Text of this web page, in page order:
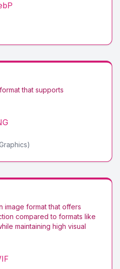
that supports
image format that offers
compared to formats like
maintaining high visual